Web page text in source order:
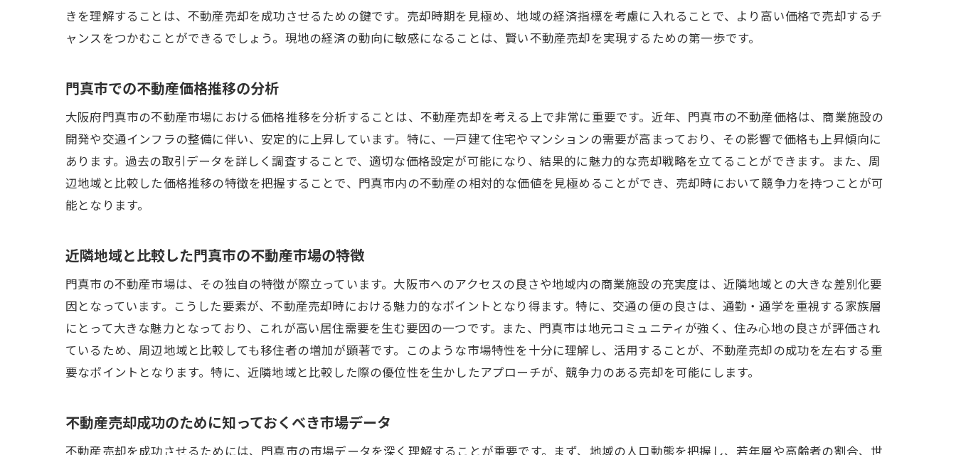
売却活動を円滑に進めるためのスケジュール管理
購入希望者への対応で重要な点
専門家が語る門真市の不動産売却の魅力
不動産売却専門家からのアドバイス
プロが教える効果的なマーケティング戦略
売却成功のための法律と税金の基礎知識
物件価値を引き出すための戦略的な不動産売却方法
物件の魅力を最大限に引き出す方法
リノベーションが不動産価値に与える効果
買い手に響く広告戦略の立て方
評価額を上げるためのインテリアデザイン
門真市の物件で成功する写真撮影のコツ
きを理解することは、不動産売却を成功させるための鍵です。売却時期を見極め、地域の経済指標を考慮に入れることで、より高い価格で売却するチ
ャンスをつかむことができるでしょう。現地の経済の動向に敏感になることは、賢い不動産売却を実現するための第一歩です。
門真市での不動産価格推移の分析
大阪府門真市の不動産市場における価格推移を分析することは、不動産売却を考える上で非常に重要です。近年、門真市の不動産価格は、商業施設の
開発や交通インフラの整備に伴い、安定的に上昇しています。特に、一戸建て住宅やマンションの需要が高まっており、その影響で価格も上昇傾向に
あります。過去の取引データを詳しく調査することで、適切な価格設定が可能になり、結果的に魅力的な売却戦略を立てることができます。また、周
辺地域と比較した価格推移の特徴を把握することで、門真市内の不動産の相対的な価値を見極めることができ、売却時において競争力を持つことが可
能となります。
近隣地域と比較した門真市の不動産市場の特徴
門真市の不動産市場は、その独自の特徴が際立っています。大阪市へのアクセスの良さや地域内の商業施設の充実度は、近隣地域との大きな差別化要
因となっています。こうした要素が、不動産売却時における魅力的なポイントとなり得ます。特に、交通の便の良さは、通勤・通学を重視する家族層
にとって大きな魅力となっており、これが高い居住需要を生む要因の一つです。また、門真市は地元コミュニティが強く、住み心地の良さが評価され
ているため、周辺地域と比較しても移住者の増加が顕著です。このような市場特性を十分に理解し、活用することが、不動産売却の成功を左右する重
要なポイントとなります。特に、近隣地域と比較した際の優位性を生かしたアプローチが、競争力のある売却を可能にします。
不動産売却成功のために知っておくべき市場データ
不動産売却を成功させるためには、門真市の市場データを深く理解することが重要です。まず、地域の人口動態を把握し、若年層や高齢者の割合、世